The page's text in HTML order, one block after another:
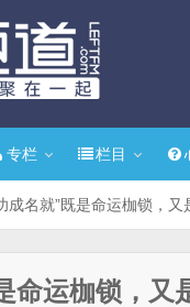
专栏 栏目
成名就”既是命运枷锁，又
命运枷锁，又